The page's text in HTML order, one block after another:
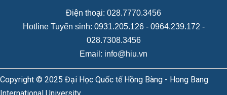
Điện thoại: 028.7770.3456
Hotline Tuyển sinh: 0931.205.126- 0964.239.172 -
028.7308.3456
Email: info@hiu.vn
Copyright © 2025 Đại Học Quốc tế Hồng Bàng - Hong Bang